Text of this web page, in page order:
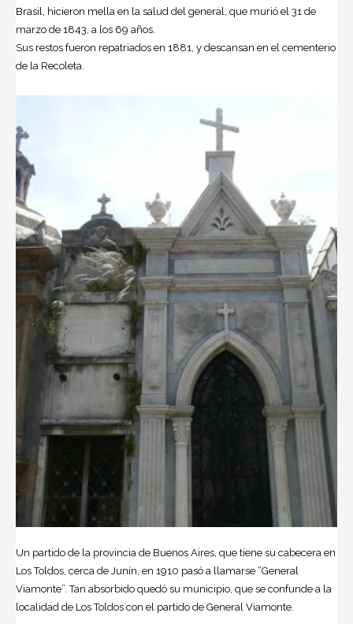
Brasil, hicieron mella en la salud del general, que murió el 31 de
marzo de 1843, a los 69 años.
Sus restos fueron repatriados en 1881, y descansan en el cementerio
de la Recoleta.
Un partido de la provincia de Buenos Aires, que tiene su cabecera en
Los Toldos, cerca de Junín, en 1910 pasó a llamarse “General
Viamonte”. Tan absorbido quedó su municipio, que se confunde a la
localidad de Los Toldos con el partido de General Viamonte.